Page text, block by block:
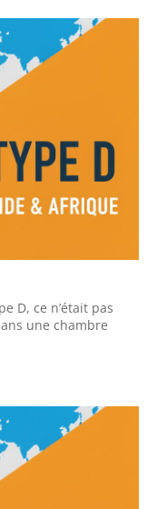
D, ce n’était pas
une chambre